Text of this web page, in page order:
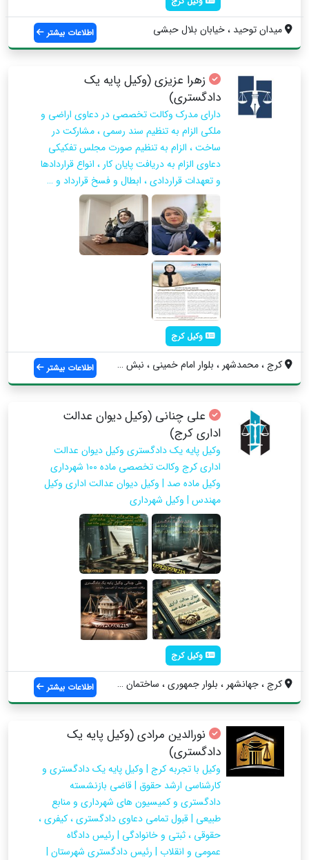
میدان توحید ، خیابان بلال حبشی اطلاعات بیشتر
زهرا عزيزی (وكيل پايه يك
دادگستري)
دارای مدرک وکالت تخصصی در دعاوی اراضی و
ملکی الزام به تنظیم سند رسمی ، مشارکت در
ساخت ، الزام به تنظیم صورت مجلس تفکیکی
دعاوی الزام به دریافت پایان کار ، انواع قراردادها
و تعهدات قراردادی ، ابطال و فسخ قرارداد و …
وکیل کرج
كرج ، محمدشهر ، بلوار امام خميني ، نبش ب... اطلاعات بیشتر
علی چنانی (وکیل دیوان عدالت
اداری کرج)
وکیل پایه یک دادگستری وکیل دیوان عدالت
اداری کرج وکالت تخصصی ماده ۱۰۰ شهرداری
وکیل ماده صد | وکیل دیوان عدالت اداری وکیل
مهندس | وکیل شهرداری
وکیل کرج
کرج ، جهانشهر ، بلوار جمهوری ، ساختمان پ... اطلاعات بیشتر
نورالدین مرادی (وکیل پایه یک
دادگستری)
وکیل با تجربه کرج | وکیل پایه یک دادگستری و
کارشناسی ارشد حقوق | قاضی بازنشسته
دادگستری و کمیسیون های شهرداری و منابع
طبیعی | قبول تمامی دعاوی دادگستری ، کیفری ،
حقوقی ، ثبتی و خانوادگی | رئیس دادگاه
عمومی و انقلاب | رئیس دادگستری شهرستان |